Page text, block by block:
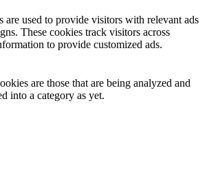
are used to provide visitors with relevant ads
These cookies track visitors across
to provide customized ads.
are those that are being analyzed and
into a category as yet.